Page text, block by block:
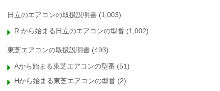
日立のエアコンの取扱説明書 (1,003)
R から始まる日立のエアコンの型番 (1,002)
東芝エアコンの取扱説明書 (493)
Aから始まる東芝エアコンの型番 (51)
Hから始まる東芝エアコンの型番 (2)